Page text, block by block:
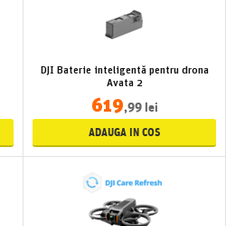
DJI Baterie inteligentă pentru drona
Avata 2
619,99 lei
ADAUGA IN COS